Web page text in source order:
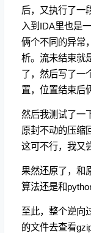
后，又执行了一
入到IDA里也是
俩个不同的异常
析。流未结束就
了，然后写了一
置，位置结束后
然后我测试了一
原封不动的压缩
这可不行，我又
果然还原了，和
算法还是和
至此，整个逆向
的文件去查看